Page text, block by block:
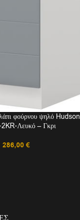
φούρνου ψηλό Hudson
Λευκό – Γκρι
286,00€